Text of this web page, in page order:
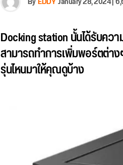
Docking station นั้นได้รับคว
สามารถทำการเพิ่มพอร์ตต่า
รุ่นไหนมาให้คุณดูบ้าง